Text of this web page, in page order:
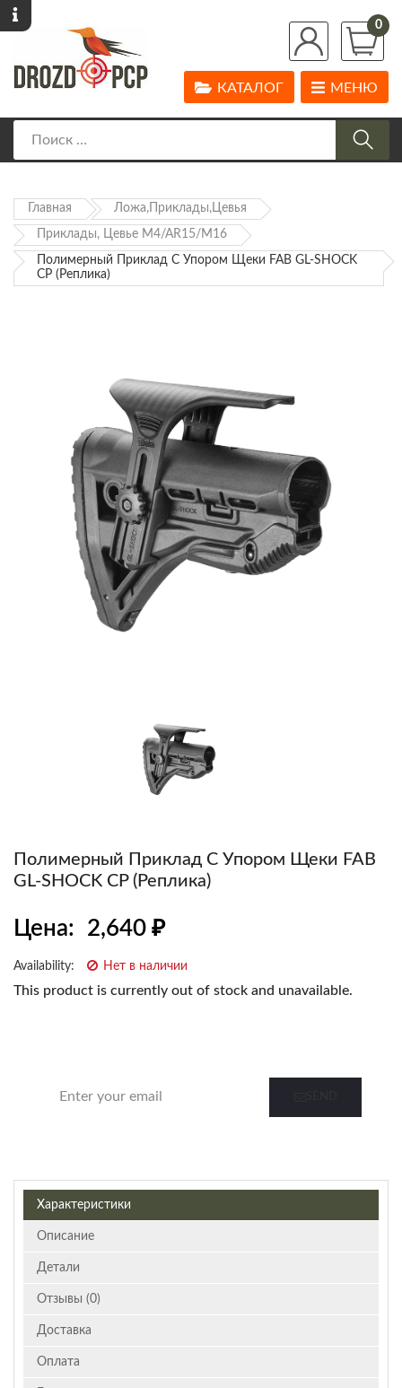
0
МЕНЮ
КАТАЛОГ
Главная Ложа,Приклады,Цевья
Приклады, Цевье M4/AR15/М16
Полимерный Приклад С Упором Щеки FAB GL-SHOCK
CP (реплика)
Полимерный Приклад С Упором Щеки FAB
GL-SHOCK CP (реплика)
Цена: 2,640 ₽
Availability: Нет в наличии
This product is currently out of stock and unavailable.
Характеристики
Описание
Детали
Отзывы (0)
Доставка
Оплата